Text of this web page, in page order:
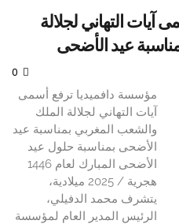
التهاني لجلالة
عيد الأضحى
مؤسسة دافميديا ترفع أسمى
آيات التهاني لجلالة الملك
والشعب المغربي بمناسبة عيد
الأضحى بمناسبة حلول عيد
الأضحى المبارك لعام 1446
هجرية / 2025 ميلادية،
يتشرف محمد الدفيلي،
الرئيس المدير العام لمؤسسة